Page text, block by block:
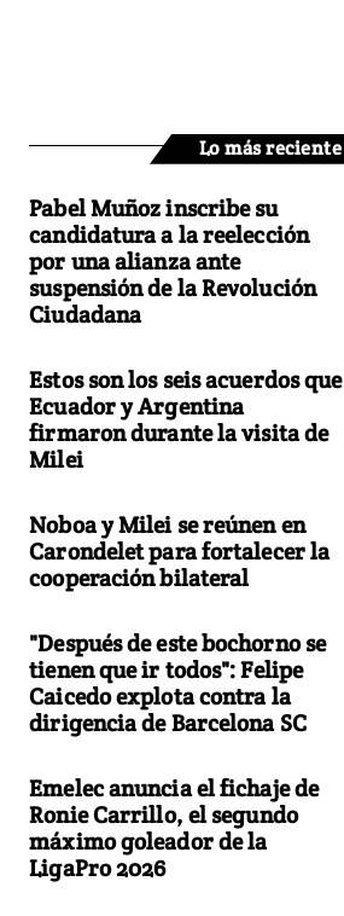
Lo más reciente
Pabel Muñoz inscribe su
candidatura a la reelección
por una alianza ante
suspensión de la Revolución
Ciudadana
Estos son los seis acuerdos que
Ecuador y Argentina
firmaron durante la visita de
Milei
Noboa y Milei se reúnen en
Carondelet para fortalecer la
cooperación bilateral
"Después de este bochorno se
tienen que ir todos": Felipe
Caicedo explota contra la
dirigencia de Barcelona SC
Emelec anuncia el fichaje de
Ronie Carrillo, el segundo
máximo goleador de la
LigaPro 2026